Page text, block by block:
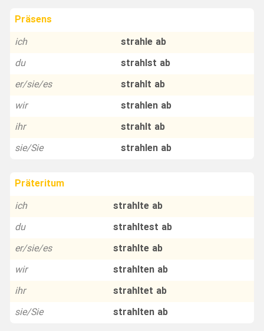
Präsens
ich
strahle ab
du
strahlst ab
er/sie/es
strahlt ab
wir
strahlen ab
ihr
strahlt ab
sie/Sie
strahlen ab
Präteritum
ich
strahlte ab
du
strahltest ab
er/sie/es
strahlte ab
wir
strahlten ab
ihr
strahltet ab
sie/Sie
strahlten ab